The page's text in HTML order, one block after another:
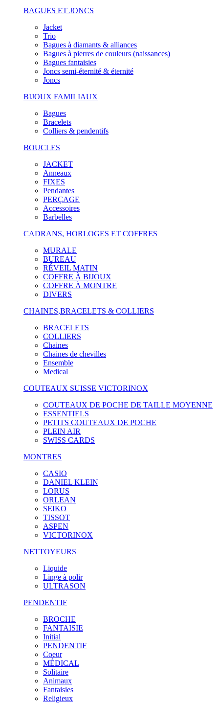
BAGUES ET JONCS
Jacket
Trio
Bagues à diamants & alliances
Bagues à pierres de couleurs (naissances)
Bagues fantaisies
Joncs semi-éternité & éternité
Joncs
BIJOUX FAMILIAUX
Bagues
Bracelets
Colliers & pendentifs
BOUCLES
JACKET
Anneaux
FIXES
Pendantes
PERÇAGE
Accessoires
Barbelles
CADRANS, HORLOGES ET COFFRES
MURALE
BUREAU
RÉVEIL MATIN
COFFRE À BIJOUX
COFFRE À MONTRE
DIVERS
CHAINES,BRACELETS & COLLIERS
BRACELETS
COLLIERS
Chaines
Chaines de chevilles
Ensemble
Medical
COUTEAUX SUISSE VICTORINOX
COUTEAUX DE POCHE DE TAILLE MOYENNE
ESSENTIELS
PETITS COUTEAUX DE POCHE
PLEIN AIR
SWISS CARDS
MONTRES
CASIO
DANIEL KLEIN
LORUS
ORLEAN
SEIKO
TISSOT
ASPEN
VICTORINOX
NETTOYEURS
Liquide
Linge à polir
ULTRASON
PENDENTIF
BROCHE
FANTAISIE
Initial
PENDENTIF
Coeur
MÉDICAL
Solitaire
Animaux
Fantaisies
Religieux